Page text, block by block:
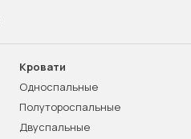
Кровати
Односпальные
Полутороспальные
Двуспальные